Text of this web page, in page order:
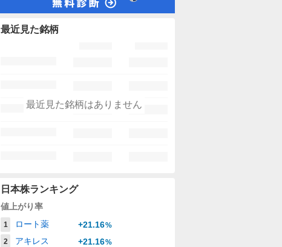
最近見た銘柄
最近見た銘柄はありません
日本株ランキング
値上がり率
1 ロート薬 +21.16%
2
アキレス +21.16%